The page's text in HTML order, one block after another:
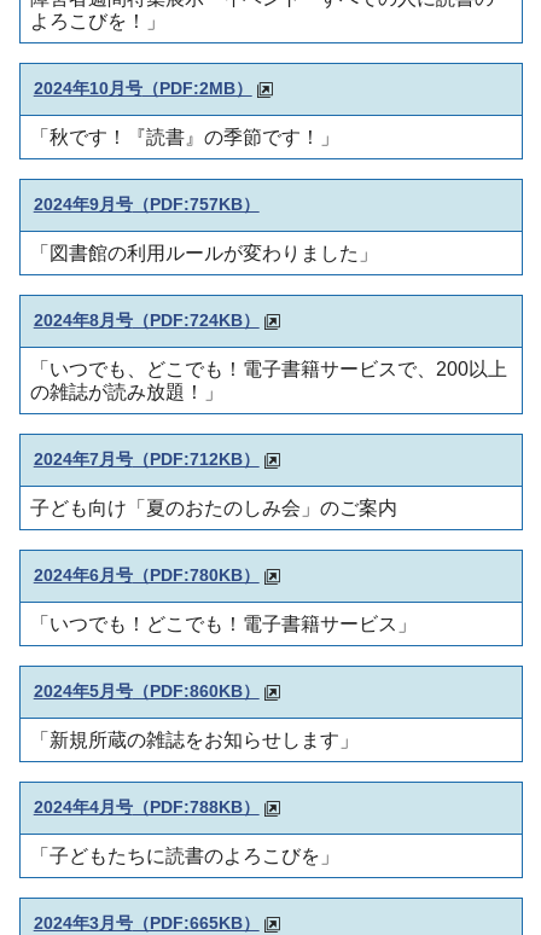
よろこびを！」
2024年10月号（PDF:2MB）
「秋です！『読書』の季節です！」
2024年9月号（PDF:757KB）
「図書館の利用ルールが変わりました」
2024年8月号（PDF:724KB）
「いつでも、どこでも！電子書籍サービスで、200以上
の雑誌が読み放題！」
2024年7月号（PDF:712KB）
子ども向け「夏のおたのしみ会」のご案内
2024年6月号（PDF:780KB）
「いつでも！どこでも！電子書籍サービス」
2024年5月号（PDF:860KB）
「新規所蔵の雑誌をお知らせします」
2024年4月号（PDF:788KB）
「子どもたちに読書のよろこびを」
2024年3月号（PDF:665KB）